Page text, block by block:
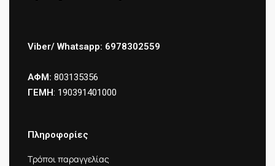
Viber/ Whatsapp: 6978302559
ΑΦΜ: 803135356
ΓΕΜΗ: 190391401000
Πληροφορίες
Τρόποι παραγγελίας